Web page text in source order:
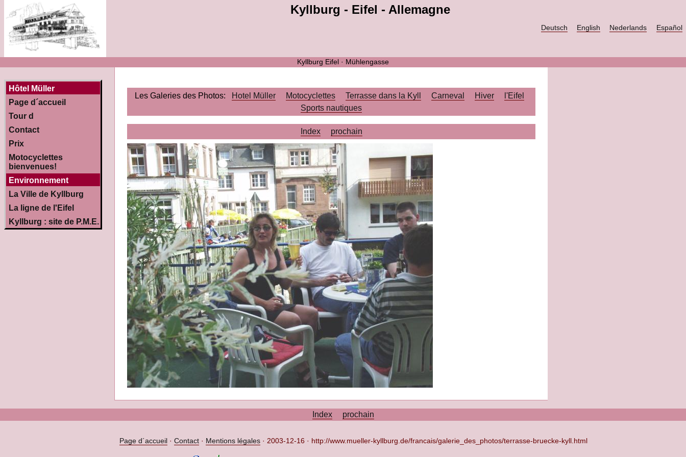
Kyllburg - Eifel - Allemagne
Deutsch English Nederlands Español
Kyllburg Eifel · Mühlengasse
Hôtel Müller
Page d´accueil
Tour d
Contact
Prix
Motocyclettes
bienvenues!
Environnement
La Ville de Kyllburg
La ligne de l'Eifel
Kyllburg : site de P.M.E.
Les Galeries des Photos: Hotel Müller Motocyclettes Terrasse dans la Kyll Carneval Hiver
l'Eifel
Sports nautiques
Index prochain
Index prochain
Page d´accueil· Contact· Mentions légales· 2003-12-16 · http://www.mueller-kyllburg.de/francais/galerie_des_photos/terrasse-bruecke-kyll.html